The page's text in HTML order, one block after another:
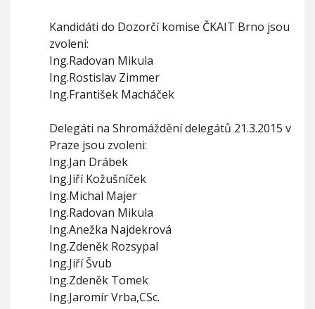
Kandidáti do Dozorčí komise ČKAIT Brno jsou
zvoleni:
Ing.Radovan Mikula
Ing.Rostislav Zimmer
Ing.František Macháček
Delegáti na Shromáždění delegátů 21.3.2015 v
Praze jsou zvoleni:
Ing.Jan Drábek
Ing.Jiří Kožušníček
Ing.Michal Majer
Ing.Radovan Mikula
Ing.Anežka Najdekrová
Ing.Zdeněk Rozsypal
Ing.Jiří Švub
Ing.Zdeněk Tomek
Ing.Jaromír Vrba,CSc.